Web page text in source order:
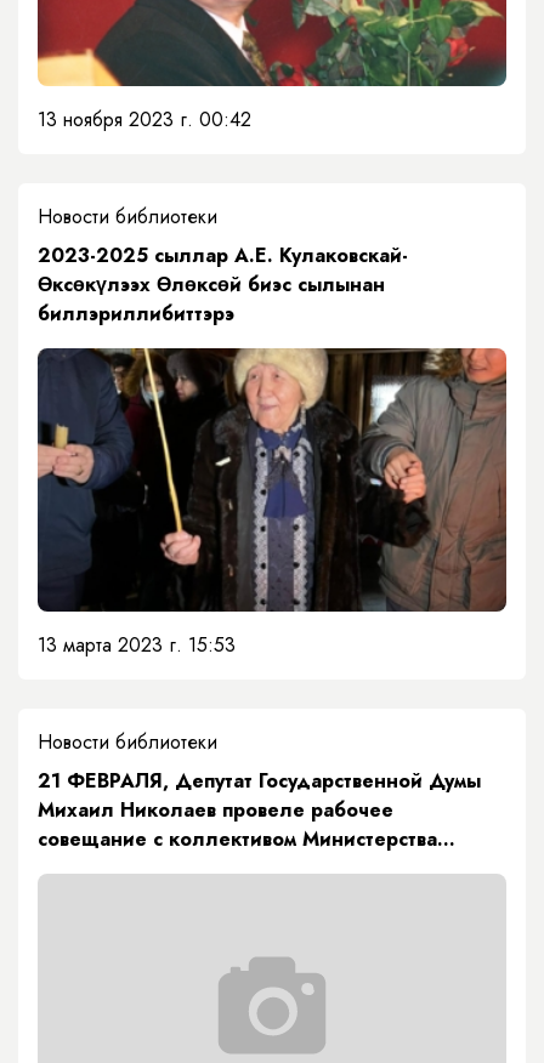
13 ноября 2023 г. 00:42
Новости библиотеки
2023-2025 сыллар А.Е. Кулаковскай-
Өксөкүлээх Өлөксөй биэс сылынан
биллэриллибиттэрэ
13 марта 2023 г. 15:53
Новости библиотеки
21 ФЕВРАЛЯ, Депутат Государственной Думы
Михаил Николаев провеле рабочее
совещание с коллективом Министерства
здравоохранения Республики Саха (Якутия)